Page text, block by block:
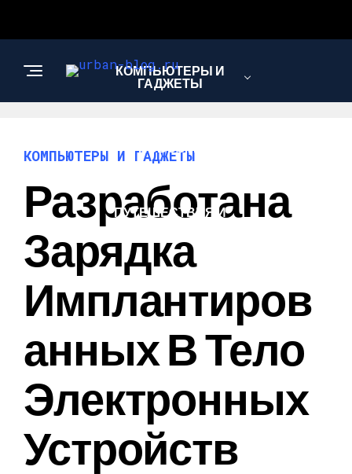
КОМПЬЮТЕРЫ И
ГАДЖЕТЫ
НОВОСТИ
ПУТЕШЕСТВИЯ И
КОМПЬЮТЕРЫ И ГАДЖЕТЫ
Разработана
Зарядка
Имплантиров
Анных В Тело
Электронных
Устройств